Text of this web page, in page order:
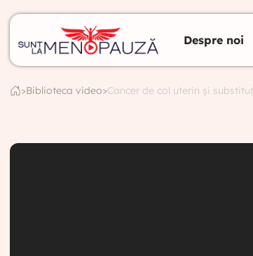
Despre noi
>Biblioteca video>Cancer de col uterin și